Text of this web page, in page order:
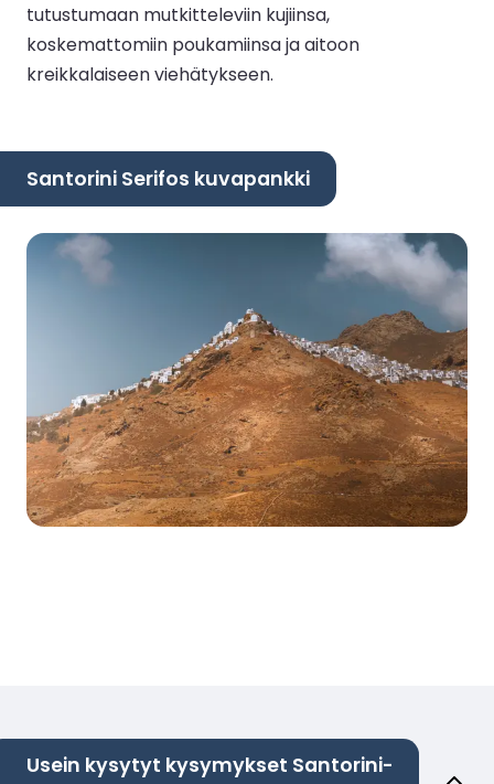
tutustumaan mutkitteleviin kujiinsa,
koskemattomiin poukamiinsa ja aitoon
kreikkalaiseen viehätykseen.
Santorini Serifos kuvapankki
Usein kysytyt kysymykset Santorini-